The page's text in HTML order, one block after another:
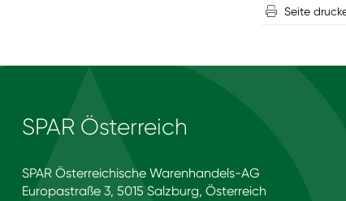
Seite
SPAR Österreich
SPAR Österreichische Warenhandels-AG
Europastraße 3, 5015 Salzburg, Österreich